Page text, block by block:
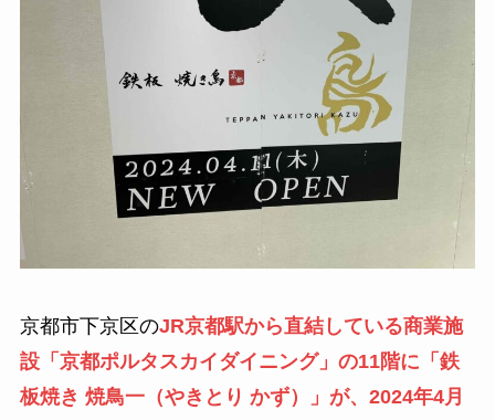
京都市下京区のJR京都駅から直結している商業施
設「京都ポルタスカイダイニング」の11階に「鉄
板焼き 焼鳥一（やきとり かず）」が、2024年4月